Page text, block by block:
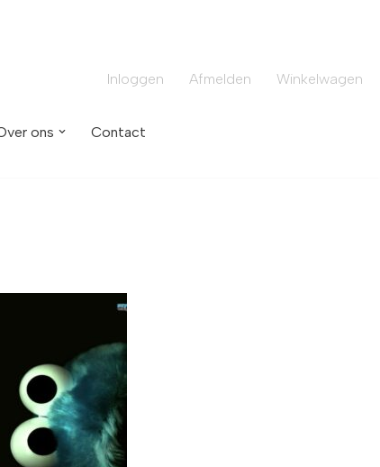
Inloggen Afmelden Winkelwagen
ons Contact